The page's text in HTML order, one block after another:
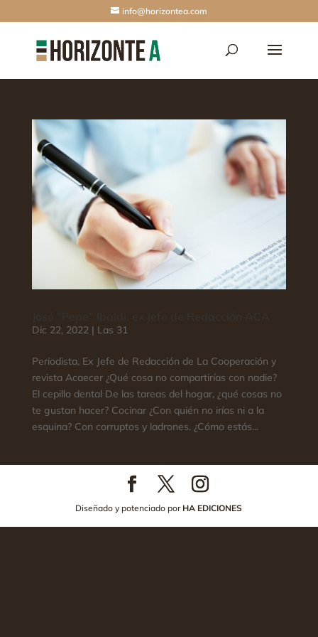
info@horizontea.com
Dic 22, 2022| Las 31
Periodista, Ex Jefe de Redacción de La Cooperación y
revista Acaecer ¿Qué cosa no compartirías con nadie?
El cepillo dental De las tareas del hogar, ¿qué cosas no
te gustan hacer? Cocinar ¿Con quién no irías ni a la
esquina? Con corruptos y ladrones. ¿Cómo estás...
Diseñado y potenciado por HA EDICIONES